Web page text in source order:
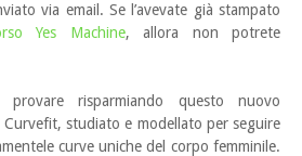
via email. Se l’avevate già stampato
Yes Machine, allora non potrete
risparmiando questo nuovo
studiato e modellato per seguire
curve uniche del corpo femminile.